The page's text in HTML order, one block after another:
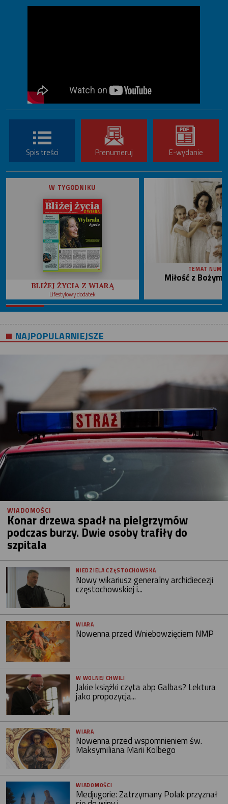
Spis treści Prenumeruj E-wydanie
W TYGODNIKU
BLIŻEJ ŻYCIA Z WIARĄ
Lifestylowy dodatek
TEMAT
Miłość z
NAJPOPULARNIEJSZE
WIADOMOŚCI
Konar drzewa spadł na pielgrzymów
podczas burzy. Dwie osoby trafiły do
szpitala
NIEDZIELA CZĘSTOCHOWSKA
Nowy wikariusz generalny archidiecezji
częstochowskiej i...
WIARA
Nowenna przed Wniebowzięciem NMP
W WOLNEJ CHWILI
Jakie książki czyta abp Galbas? Lektura
jako propozycja...
WIARA
Nowenna przed wspomnieniem św.
Maksymiliana Marii Kolbego
WIADOMOŚCI
Medjugorie: Zatrzymany Polak przyznał